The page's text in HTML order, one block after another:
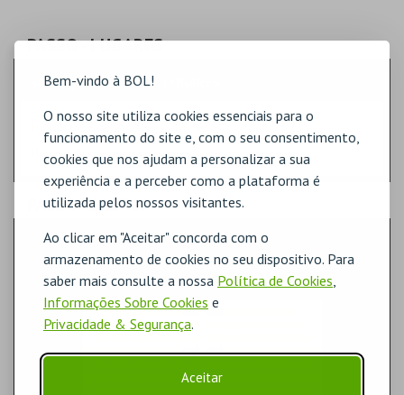
Bem-vindo à BOL!
O nosso site utiliza cookies essenciais para o
funcionamento do site e, com o seu consentimento,
cookies que nos ajudam a personalizar a sua
experiência e a perceber como a plataforma é
utilizada pelos nossos visitantes.
Ao clicar em "Aceitar" concorda com o
armazenamento de cookies no seu dispositivo. Para
saber mais consulte a nossa Política de Cookies,
Informações Sobre Cookies e
Privacidade & Segurança.
Aceitar
PASSO- LUGARES
SELECÇÃO RÁPIDA DE LUGARES
Indique a quantidade
Na planta, selecione o lugar.
PASSO- SECTOR
PLATEIA